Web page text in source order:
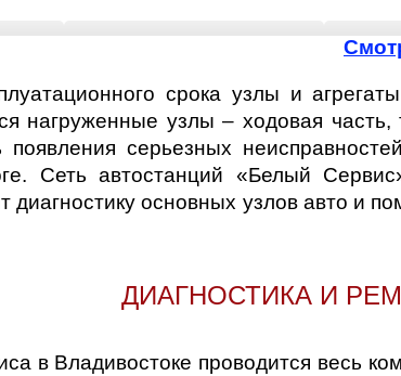
LADA KALINA
LADA SAMARA
NADESCHDA
срока узлы и
нагруженные узлы – ходовая
появления серьезных
Сеть автостанций «Белый
диагностику основных узлов авто и
ДИАГНОСТИКА И
в Владивостоке проводится весь